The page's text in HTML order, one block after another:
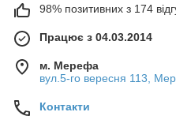
98% позитивних з 174
Працює з 04.03.2014
м. Мерефа
вул.5-го вересня 113,
Контакти